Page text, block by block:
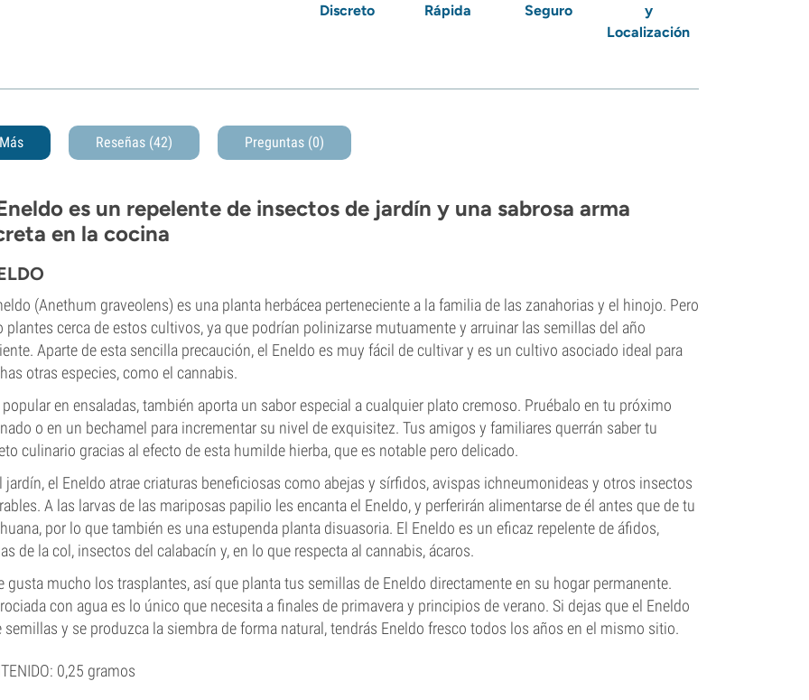
Discreto
Rápida
Seguro
y
Localización
Más Reseñas (42) Preguntas (0)
es un repelente de insectos de jardín y una sabrosa arma
en la cocina
(Anethum graveolens) es una planta herbácea perteneciente a la familia de las zanahorias y el hinojo. Pero
plantes cerca de estos cultivos, ya que podrían polinizarse mutuamente y arruinar las semillas del año
Aparte de esta sencilla precaución, el Eneldo es muy fácil de cultivar y es un cultivo asociado ideal para
otras especies, como el cannabis.
en ensaladas, también aporta un sabor especial a cualquier plato cremoso. Pruébalo en tu próximo
o en un bechamel para incrementar su nivel de exquisitez. Tus amigos y familiares querrán saber tu
culinario gracias al efecto de esta humilde hierba, que es notable pero delicado.
jardín, el Eneldo atrae criaturas beneficiosas como abejas y sírfidos, avispas ichneumonideas y otros insectos
A las larvas de las mariposas papilio les encanta el Eneldo, y perferirán alimentarse de él antes que de tu
por lo que también es una estupenda planta disuasoria. El Eneldo es un eficaz repelente de áfidos,
de la col, insectos del calabacín y, en lo que respecta al cannabis, ácaros.
gusta mucho los trasplantes, así que planta tus semillas de Eneldo directamente en su hogar permanente.
con agua es lo único que necesita a finales de primavera y principios de verano. Si dejas que el Eneldo
semillas y se produzca la siembra de forma natural, tendrás Eneldo fresco todos los años en el mismo sitio.
0,25 gramos